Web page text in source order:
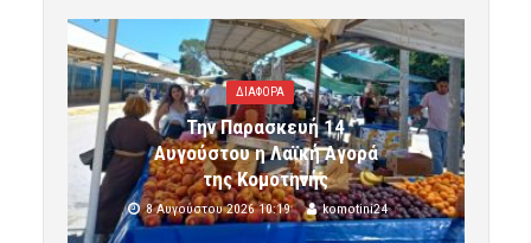
ΔΙΑΦΟΡΑ
Την Παρασκευή 14
Αυγούστου η Λαϊκή Αγορά
της Κομοτηνής
8 Αυγούστου 2026 10:19 komotini24